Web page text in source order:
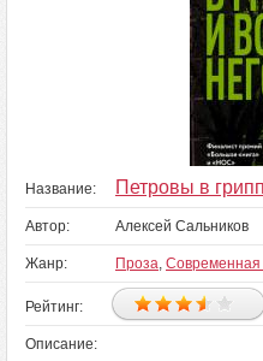
Название: Петровы в
Автор: Алексей Сальников
Жанр: Проза, Современная
Рейтинг:
Описание: